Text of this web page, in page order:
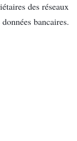
des réseaux
bancaires.